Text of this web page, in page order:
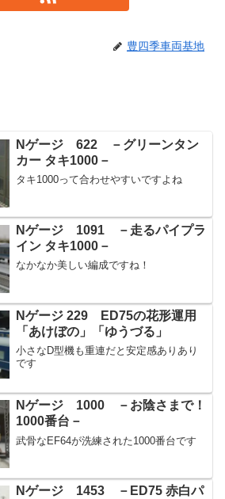
豊四季車両基地
Nゲージ 622 －グリーンタン
カー タキ1000－
タキ1000って合わせやすいですよね
Nゲージ 1091 －走るパイプラ
イン タキ1000－
なかなか美しい編成ですね！
Nゲージ 229 ED75の花形運用
「あけぼの」「ゆうづる」
小さなD型機も重連だと安定感ありあり
です
Nゲージ 1000 －お陰さまで！
1000番台－
武骨なEF64が洗練された1000番台です
Nゲージ 1453 －ED75 赤白パ